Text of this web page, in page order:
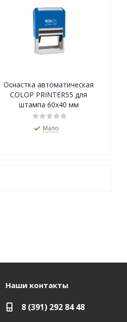
Оснастка автоматическая
COLOP PRINTER55 для
штампа 60х40 мм
Мало
Наши контакты
8 (391) 292 84 48